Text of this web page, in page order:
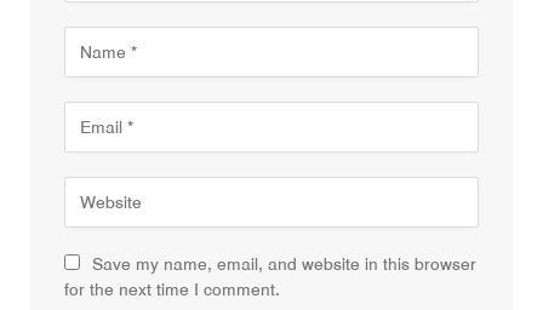
Save my name, email, and website in this browser
for the next time I comment.